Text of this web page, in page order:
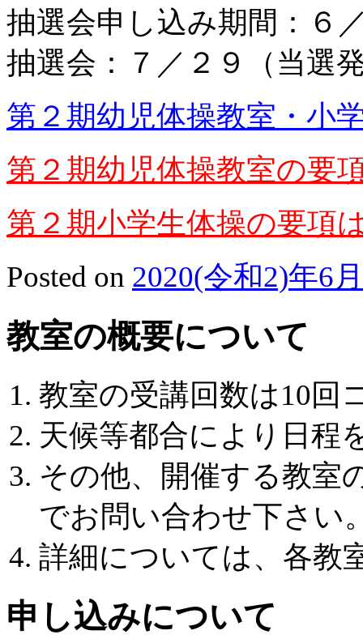
抽選会申し込み期間：６
抽選会：７／２９（当選
第２期幼児体操教室・小
第２期幼児体操教室の要
第２期小学生体操の要項
Posted on 2020(令和2)年6
教室の概要について
教室の受講回数は10回
天候等都合により日程
その他、開催する教室
でお問い合わせ下さい
詳細については、各教
申し込みについて